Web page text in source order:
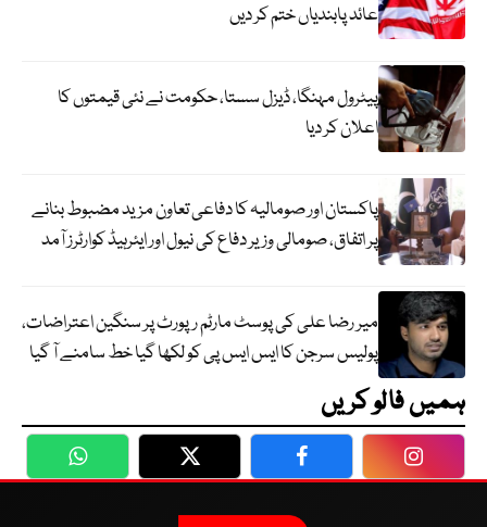
عائد پابندیاں ختم کر دیں
پیٹرول مہنگا، ڈیزل سستا، حکومت نے نئی قیمتوں کا
اعلان کر دیا
پاکستان اور صومالیہ کا دفاعی تعاون مزید مضبوط بنانے
پر اتفاق، صومالی وزیر دفاع کی نیول اور ایئرہیڈ کوارٹرز آمد
میر رضا علی کی پوسٹ مارٹم رپورٹ پر سنگین اعتراضات،
پولیس سرجن کا ایس ایس پی کو لکھا گیا خط سامنے آ گیا
ہمیں فالو کریں
WhatsApp Twitter Facebook